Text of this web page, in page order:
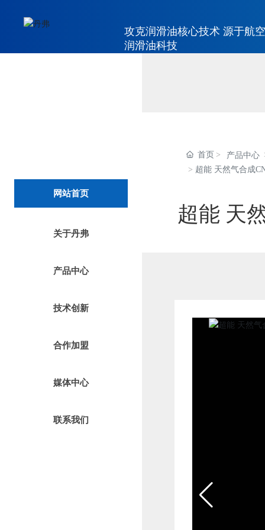
攻克润滑油核心技术 源于航
润滑油科技
网站首页
关于丹弗
产品中心
技术创新
合作加盟
媒体中心
联系我们
首页
产品中心
超能 天然气合成
超能 天